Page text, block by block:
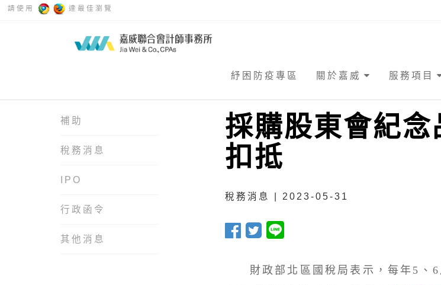
請使用 達最佳瀏覽
紓困防疫專區 關於嘉威 服務項目
補助
稅務消息
IPO
行政函令
其他消息
採購股東會紀念
扣抵
稅務消息 | 2023-05-31
財政部北區國稅局表示，每年5、6